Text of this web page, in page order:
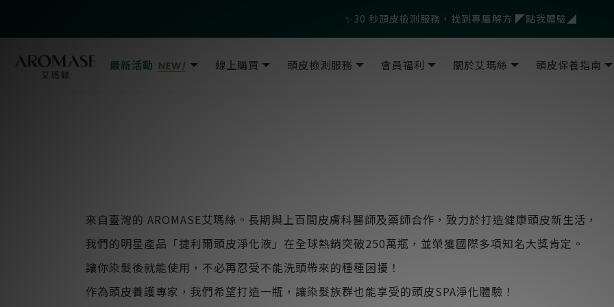
父親節爸氣寵愛👔暖心組合限時優惠◤前往選購❤️◢
✨30 秒頭皮檢測服務，找到專屬解方 ◤點我體驗◢
最新活動 線上購買 頭皮檢測服務 會員福利 關於艾瑪絲 頭皮保養指南
來自臺灣的 AROMASE艾瑪絲。長期與上百間皮膚科醫師及藥師合作，致力於打造健康頭皮新生活，
我們的明星產品「捷利爾頭皮淨化液」在全球熱銷突破250萬瓶，並榮獲國際多項知名大獎肯定。
讓你染髮後就能使用，不必再忍受不能洗頭帶來的種種困擾！
作為頭皮養護專家，我們希望打造一瓶，讓染髮族群也能享受的頭皮SPA淨化體驗！